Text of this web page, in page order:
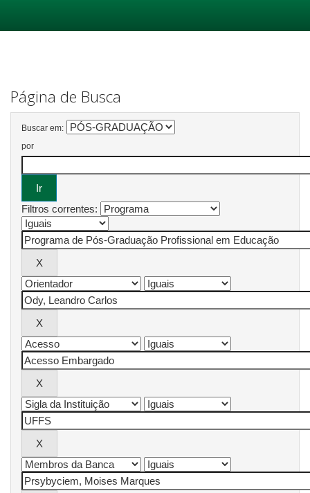
Página de Busca
Buscar em:
por
Filtros correntes: